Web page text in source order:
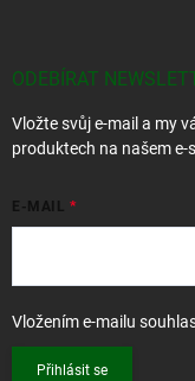
ODEBÍRAT
Vložte svůj e-mail a my
produktech na našem e-
E-MAIL
Vložením e-mailu
Přihlásit se